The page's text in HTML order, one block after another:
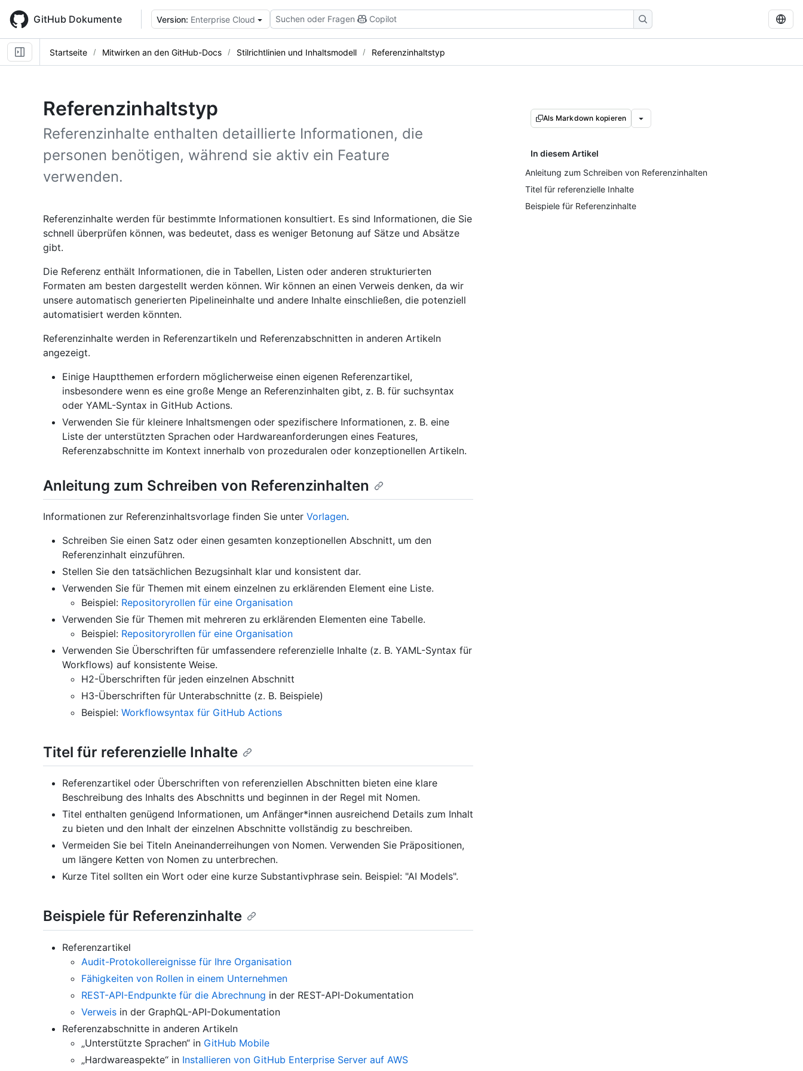
main
content
GitHub Dokumente Version: Enterprise Cloud Suchen oder Fragen Copilot
Startseite Mitwirken an den GitHub-Docs Stilrichtlinien und Inhaltsmodell Referenzinhaltstyp
Referenzinhaltstyp
Referenzinhalte enthalten detaillierte Informationen, die
personen benötigen, während sie aktiv ein Feature
verwenden.
Als Markdown kopieren
In diesem Artikel
Anleitung zum Schreiben von Referenzinhalten
Titel für referenzielle Inhalte
Beispiele für Referenzinhalte
Referenzinhalte werden für bestimmte Informationen konsultiert. Es sind Informationen, die Sie
schnell überprüfen können, was bedeutet, dass es weniger Betonung auf Sätze und Absätze
gibt.
Die Referenz enthält Informationen, die in Tabellen, Listen oder anderen strukturierten
Formaten am besten dargestellt werden können. Wir können an einen Verweis denken, da wir
unsere automatisch generierten Pipelineinhalte und andere Inhalte einschließen, die potenziell
automatisiert werden könnten.
Referenzinhalte werden in Referenzartikeln und Referenzabschnitten in anderen Artikeln
angezeigt.
Einige Hauptthemen erfordern möglicherweise einen eigenen Referenzartikel,
insbesondere wenn es eine große Menge an Referenzinhalten gibt, z. B. für suchsyntax
oder YAML-Syntax in GitHub Actions.
Verwenden Sie für kleinere Inhaltsmengen oder spezifischere Informationen, z. B. eine
Liste der unterstützten Sprachen oder Hardwareanforderungen eines Features,
Referenzabschnitte im Kontext innerhalb von prozeduralen oder konzeptionellen Artikeln.
Anleitung zum Schreiben von Referenzinhalten
Informationen zur Referenzinhaltsvorlage finden Sie unter Vorlagen.
Schreiben Sie einen Satz oder einen gesamten konzeptionellen Abschnitt, um den
Referenzinhalt einzuführen.
Stellen Sie den tatsächlichen Bezugsinhalt klar und konsistent dar.
Verwenden Sie für Themen mit einem einzelnen zu erklärenden Element eine Liste.
Beispiel: Repositoryrollen für eine Organisation
Verwenden Sie für Themen mit mehreren zu erklärenden Elementen eine Tabelle.
Beispiel: Repositoryrollen für eine Organisation
Verwenden Sie Überschriften für umfassendere referenzielle Inhalte (z. B. YAML-Syntax für
Workflows) auf konsistente Weise.
H2-Überschriften für jeden einzelnen Abschnitt
H3-Überschriften für Unterabschnitte (z. B. Beispiele)
Beispiel: Workflowsyntax für GitHub Actions
Titel für referenzielle Inhalte
Referenzartikel oder Überschriften von referenziellen Abschnitten bieten eine klare
Beschreibung des Inhalts des Abschnitts und beginnen in der Regel mit Nomen.
Titel enthalten genügend Informationen, um Anfänger*innen ausreichend Details zum Inhalt
zu bieten und den Inhalt der einzelnen Abschnitte vollständig zu beschreiben.
Vermeiden Sie bei Titeln Aneinanderreihungen von Nomen. Verwenden Sie Präpositionen,
um längere Ketten von Nomen zu unterbrechen.
Kurze Titel sollten ein Wort oder eine kurze Substantivphrase sein. Beispiel: "AI Models".
Beispiele für Referenzinhalte
Referenzartikel
Audit-Protokollereignisse für Ihre Organisation
Fähigkeiten von Rollen in einem Unternehmen
REST-API-Endpunkte für die Abrechnung in der REST-API-Dokumentation
Verweis in der GraphQL-API-Dokumentation
Referenzabschnitte in anderen Artikeln
„Unterstützte Sprachen“ in GitHub Mobile
„Hardwareaspekte“ in Installieren von GitHub Enterprise Server auf AWS